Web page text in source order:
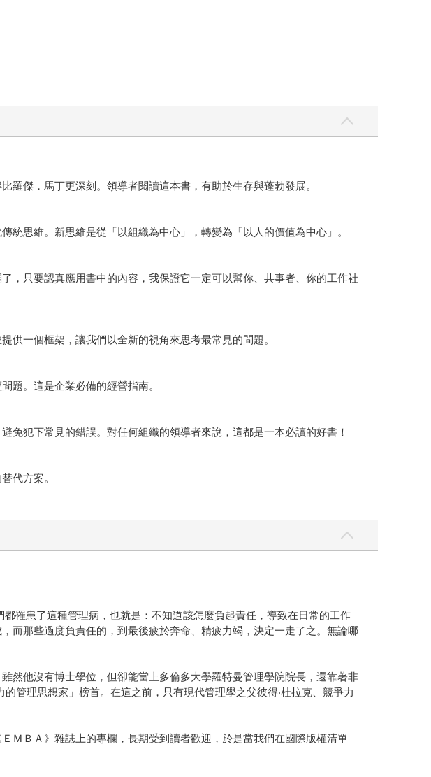
傑．馬丁更深刻。領導者閱讀這本書，有助於生存與蓬勃發展。
思維。新思維是從「以組織為中心」，轉變為「以人的價值為中心」。
只要認真應用書中的內容，我保證它一定可以幫你、共事者、你的工作社
供一個框架，讓我們以全新的視角來思考最常見的問題。
題。這是企業必備的經營指南。
免犯下常見的錯誤。對任何組織的領導者來說，這都是一本必讀的好書！
代方案。
罹患了這種管理病，也就是：不知道該怎麼負起責任，導致在日常的工作
而那些過度負責任的，到最後疲於奔命、精疲力竭，決定一走了之。無論哪
然他沒有博士學位，但卻能當上多倫多大學羅特曼管理學院院長，還靠著非
管理思想家」榜首。在這之前，只有現代管理學之父彼得‧杜拉克、競爭力
ＭＢＡ》雜誌上的專欄，長期受到讀者歡迎，於是當我們在國際版權清單